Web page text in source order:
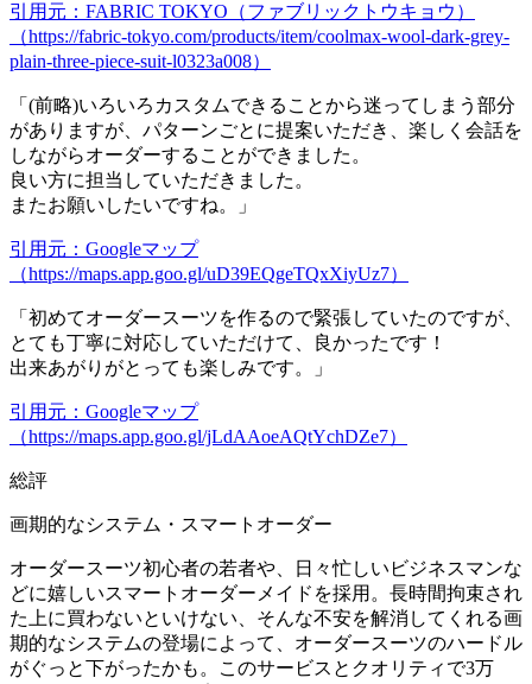
引用元：FABRIC TOKYO（ファブリックトウキョウ）
（https://fabric-tokyo.com/products/item/coolmax-wool-dark-grey-
plain-three-piece-suit-l0323a008）
「(前略)いろいろカスタムできることから迷ってしまう部分
がありますが、パターンごとに提案いただき、楽しく会話を
しながらオーダーすることができました。
良い方に担当していただきました。
またお願いしたいですね。」
引用元：Googleマップ
（https://maps.app.goo.gl/uD39EQgeTQxXiyUz7）
「初めてオーダースーツを作るので緊張していたのですが、
とても丁寧に対応していただけて、良かったです！
出来あがりがとっても楽しみです。」
引用元：Googleマップ
（https://maps.app.goo.gl/jLdAAoeAQtYchDZe7）
総評
画期的なシステム・スマートオーダー
オーダースーツ初心者の若者や、日々忙しいビジネスマンな
どに嬉しいスマートオーダーメイドを採用。長時間拘束され
た上に買わないといけない、そんな不安を解消してくれる画
期的なシステムの登場によって、オーダースーツのハードル
がぐっと下がったかも。このサービスとクオリティで3万